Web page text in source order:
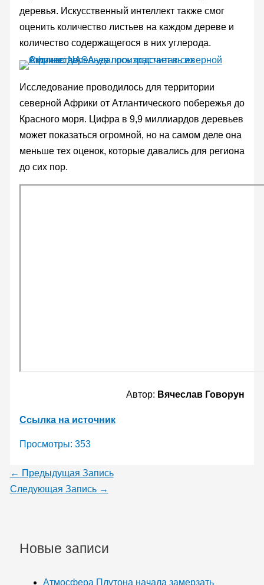
деревья. Искусственный интеллект также смог
оценить количество листьев на каждом дереве и
количество содержащегося в них углерода.
Исследование проводилось для территории
северной Африки от Атлантического побережья до
Красного моря. Цифра в 9,9 миллиардов деревьев
может показаться огромной, но на самом деле она
меньше тех оценок, которые давались для региона
до сих пор.
Автор: Вячеслав Говорун
Ссылка на источник
Просмотры: 353
← Предыдущая Запись
Следующая Запись →
Новые записи
Атмосфера Плутона начала замерзать